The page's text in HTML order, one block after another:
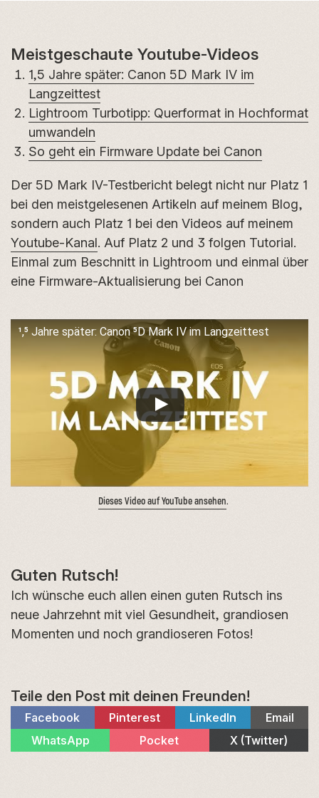
Meistgeschaute Youtube-Videos
1,5 Jahre später: Canon 5D Mark IV im
Langzeittest
Lightroom Turbotipp: Querformat in Hochformat
umwandeln
So geht ein Firmware Update bei Canon
Der 5D Mark IV-Testbericht belegt nicht nur Platz 1
bei den meistgelesenen Artikeln auf meinem Blog,
sondern auch Platz 1 bei den Videos auf meinem
Youtube-Kanal. Auf Platz 2 und 3 folgen Tutorial.
Einmal zum Beschnitt in Lightroom und einmal über
eine Firmware-Aktualisierung bei Canon
1,5 Jahre später: Canon 5D Mark IV im Langzeittest
Dieses Video auf YouTube ansehen.
Guten Rutsch!
Ich wünsche euch allen einen guten Rutsch ins
neue Jahrzehnt mit viel Gesundheit, grandiosen
Momenten und noch grandioseren Fotos!
Teile den Post mit deinen Freunden!
Share
on
Facebook
Share
on
Pinterest
Share
on
LinkedIn
Share
on
Email
Share
on
WhatsApp
Share
on
Pocket
Share
on
X (Twitter)